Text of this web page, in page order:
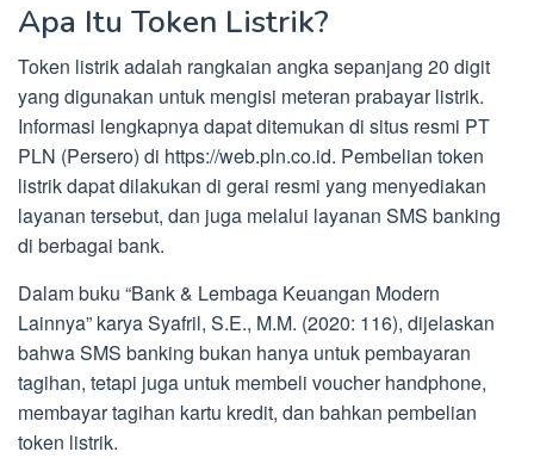
Apa Itu Token Listrik?
Token listrik adalah rangkaian angka sepanjang 20 digit
yang digunakan untuk mengisi meteran prabayar listrik.
Informasi lengkapnya dapat ditemukan di situs resmi PT
PLN (Persero) di https://web.pln.co.id. Pembelian token
listrik dapat dilakukan di gerai resmi yang menyediakan
layanan tersebut, dan juga melalui layanan SMS banking
di berbagai bank.
Dalam buku “Bank & Lembaga Keuangan Modern
Lainnya” karya Syafril, S.E., M.M. (2020: 116), dijelaskan
bahwa SMS banking bukan hanya untuk pembayaran
tagihan, tetapi juga untuk membeli voucher handphone,
membayar tagihan kartu kredit, dan bahkan pembelian
token listrik.